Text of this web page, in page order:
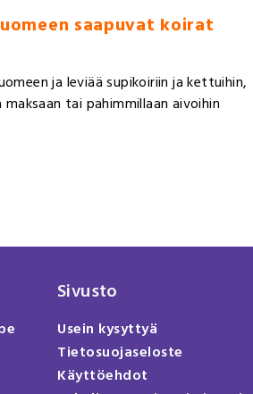
saapuvat koirat
ja leviää supikoiriin ja kettuihin,
tai pahimmillaan aivoihin
Sivusto
Usein kysyttyä
Tietosuojaseloste
Käyttöehdot